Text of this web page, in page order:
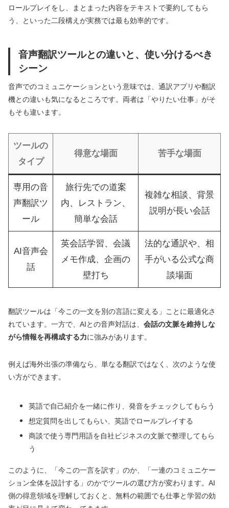
ロールプレイをし、まとまった内容をテキストで要約してもら
う、といった二段構えが実務では最も効率的です。
音声翻訳ツールとの違いと、使い分けるべき
シーン
音声でのコミュニケーションという意味では、通訳アプリや翻訳
機との違いも気になるところです。両者は「やりたい仕事」がそ
もそも違います。
ツールの
タイプ
得意な場面 苦手な場面
専用の音
声翻訳ツ
ール
旅行先での道案
内、レストラン、
簡単な会話
複雑な相談、背景
説明が長い会話
AI音声会
話
英会話学習、会議
メモ作成、企画の
壁打ち
法的な通訳や、相
手がいる公式な商
談場面
翻訳ツールは「今この一文を別の言語に変える」ことに最適化さ
れています。一方で、AIとの音声対話は、 会話の文脈を維持しな
がら情報を再構成する力に強みがあります。
例えば海外出張の準備なら、単なる翻訳ではなく、次のような使
い方ができます。
英語で自己紹介を一緒に作り、発音をチェックしてもらう
想定質問を出してもらい、英語でロールプレイする
商談で使う専門用語を自社ビジネスの文脈で整理してもら
う
このように、「今この一言を訳す」のか、「一連のコミュニケー
ション全体を設計する」のかでツールの選び方が変わります。AI
側の得意領域を理解しておくと、無料の範囲でも仕事と学習の効